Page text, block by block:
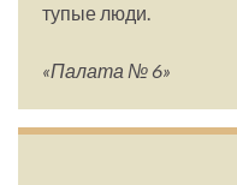
тупые люди.
«Палата № 6»